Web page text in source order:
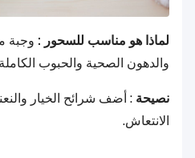
لماذا هو مناسب للسحور : وجبة
والدهون الصحية والحبوب
نصيحة : أضف شرائح الخيار
الانتعاش.